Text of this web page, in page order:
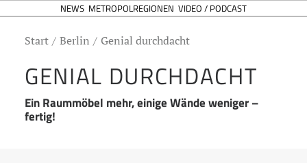
NEWS METROPOLREGIONEN VIDEO / PODCAST
Start Berlin Genial durchdacht
GENIAL DURCHDACHT
Ein Raummöbel mehr, einige Wände weniger –
fertig!